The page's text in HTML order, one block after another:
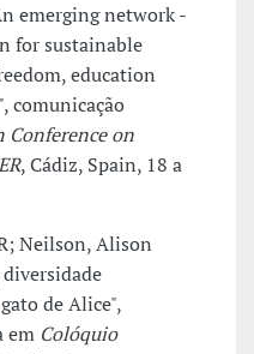
emerging network -
for sustainable
education
comunicação
Conference on
, Cádiz, Spain, 18 a
Neilson, Alison
de Alice",
em Colóquio